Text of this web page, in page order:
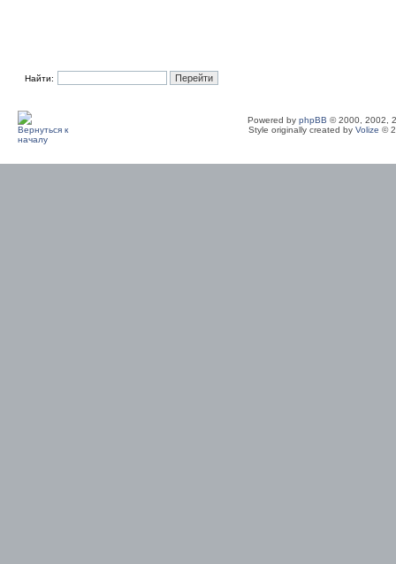
Найти:
Powered by phpBB © 2000, 2002,
Style originally created by Volize ©